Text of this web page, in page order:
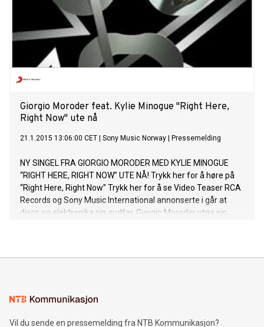
GONE” FEATURING MICHAEL BUBLE AVAILABLE NOW CLICK
HERE TO LISTEN NOW! (New York- February 17, 2015) RCA
Records announces today the release of musical icon and
visionary Van Morrison’s brand new album entitled DUETS:
RE-WORKING THE CATALOGUEset for release on March 23,
2015. DUETS: RE-WORKING THE CATALOGUE is Van
Morrison’s 35th studio album. On DUETS: RE-WORKING THE
recorded some of his songs from the catalog of 360 songs
acr
Giorgio Moroder feat. Kylie Minogue "Right Here,
Right Now" ute nå
21.1.2015 13:06:00 CET Sony Music Norway Pressemelding
NY SINGEL FRA GIORGIO MORODER MED KYLIE MINOGUE
“RIGHT HERE, RIGHT NOW” UTE NÅ! Trykk her for å høre på
“Right Here, Right Now” Trykk her for å se Video Teaser RCA
Records og Sony Music International annonserte i går at
disco og elektronika sin gudfar, Giorgio Moroder utga sin
fortsatt ikke annonsert) – som er hans første soloalbum på
inkludere en stjernespekket line up med blant annet Britney
Vil du sende en pressemelding fra NTB Kommunikasjon?